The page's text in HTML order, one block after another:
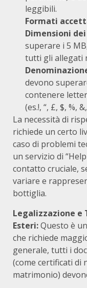
leggibili.
Formati
Dimensioni
superare i 5
tutti gli allegati
devono
contenere
(es.!, “, £, $, %,
La necessità di
richiede un certo
caso di problemi
un servizio di
contatto cruciale,
variare e
bottiglia.
Legalizzazione e
Esteri:Questo è
che richiede
generale, tutti i
(come certificati di
matrimonio)